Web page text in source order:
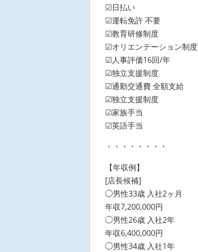
☑日払い
☑運転免許 不要
☑教育研修制度
☑オリエンテーション制度
☑人事評価16回/年
☑独立支援制度
☑通勤交通費 全額支給
☑独立支援制度
☑家族手当
☑英語手当
・・・・・・・・
【年収例】
[店長候補]
◯男性33歳 入社2ヶ月
年収7,200,000円
◯男性26歳 入社2年
年収6,400,000円
◯男性34歳 入社1年